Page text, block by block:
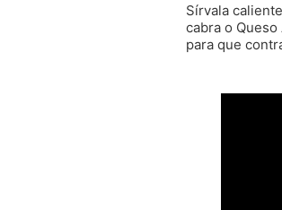
Sírvala
cabra o
para que